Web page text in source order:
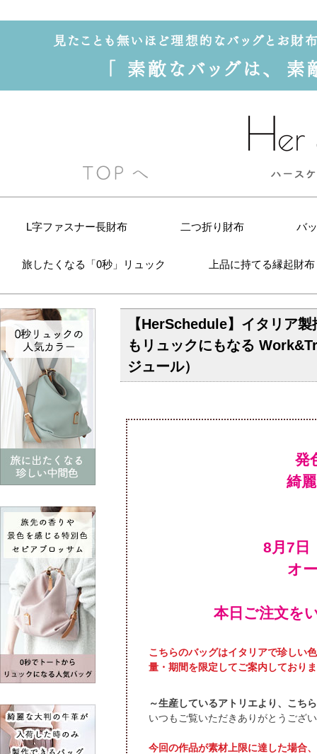
L字ファスナー長財布 二つ折り財布 バ
旅したくなる「0秒」リュック 上品に持てる縁起財布
【HerSchedule】イタリア
もリュックにもなる
ジュール）
発
綺
オ
本日ご注文を
こちらのバッグはイタリアで珍しい
量・期間を限定してご案内しており
～生産しているアトリエより、こち
いつもご覧いただきありがとうござ
今回の作品が素材上限に達した場合